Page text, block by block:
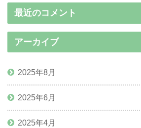
最近のコメント
アーカイブ
2025年8月
2025年6月
2025年4月